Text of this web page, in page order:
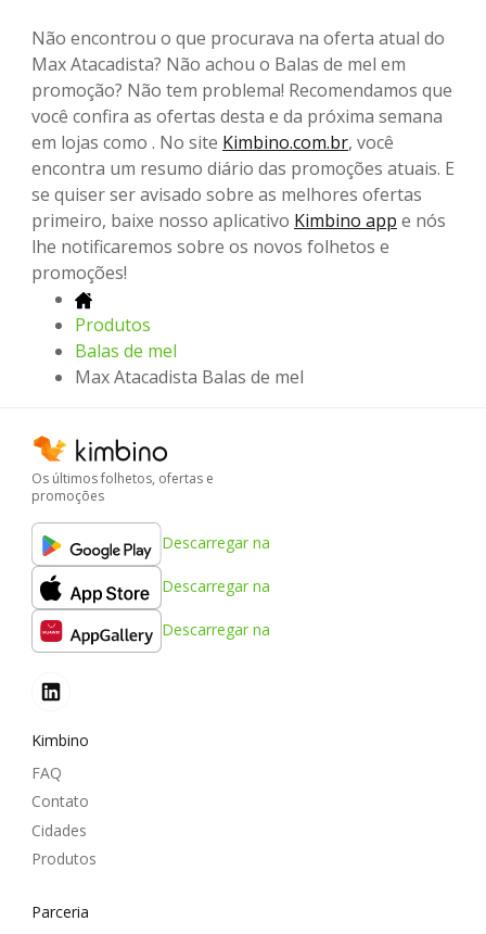
Não encontrou o que procurava na oferta atual do
Max Atacadista? Não achou o Balas de mel em
promoção? Não tem problema! Recomendamos que
você confira as ofertas desta e da próxima semana
em lojas como . No site Kimbino.com.br, você
encontra um resumo diário das promoções atuais. E
se quiser ser avisado sobre as melhores ofertas
primeiro, baixe nosso aplicativo Kimbino app e nós
lhe notificaremos sobre os novos folhetos e
promoções!
Produtos
Balas de mel
Max Atacadista Balas de mel
Os últimos folhetos, ofertas e
promoções
Descarregar na
Descarregar na
Descarregar na
Kimbino
FAQ
Contato
Cidades
Produtos
Parceria